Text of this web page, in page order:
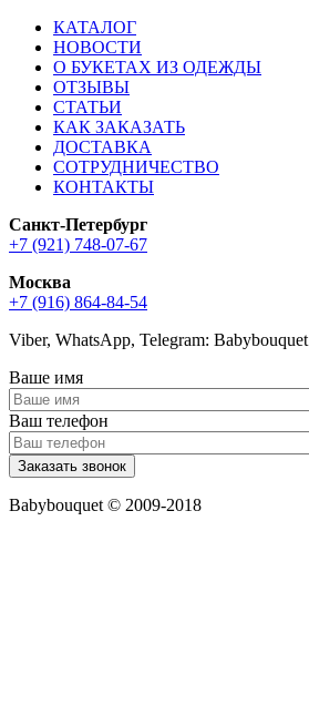
КАТАЛОГ
НОВОСТИ
О БУКЕТАХ ИЗ ОДЕЖДЫ
ОТЗЫВЫ
СТАТЬИ
КАК ЗАКАЗАТЬ
ДОСТАВКА
СОТРУДНИЧЕСТВО
КОНТАКТЫ
Санкт-Петербург
+7 (921) 748-07-67
Москва
+7 (916) 864-84-54
Viber, WhatsApp, Telegram: Babybouquet
Ваше имя
Ваш телефон
Babybouquet © 2009-2018